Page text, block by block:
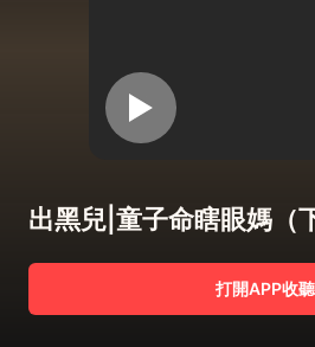
出黑兒|童子命瞎眼媽（
打開APP收聽